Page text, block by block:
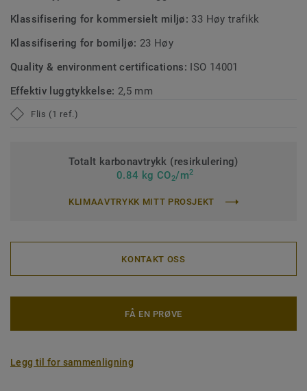
Klassifisering for kommersielt miljø: 33 Høy trafikk
Klassifisering for bomiljø: 23 Høy
Quality & environment certifications: ISO 14001
Effektiv luggtykkelse: 2,5 mm
Flis (1 ref.)
Totalt karbonavtrykk (resirkulering)
0.84 kg CO2/m2
KLIMAAVTRYKK MITT PROSJEKT
KONTAKT OSS
FÅ EN PRØVE
Legg til for sammenligning